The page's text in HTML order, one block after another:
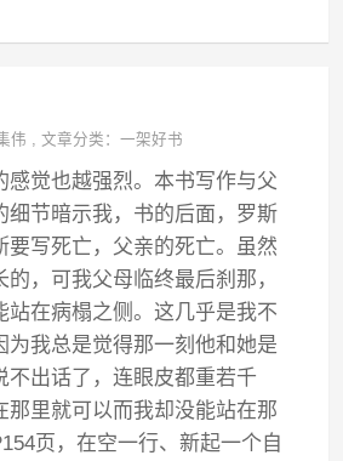
伟 ,文章分类：一架好书
感觉也越强烈。本书写作与父
细节暗示我，书的后面，罗斯
要写死亡，父亲的死亡。虽然
，可我父母临终最后刹那，
站在病榻之侧。这几乎是我不
为我总是觉得那一刻他和她是
不出话了，连眼皮都重若千
那里就可以而我却没能站在那
页，在空一行、新起一个自